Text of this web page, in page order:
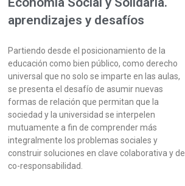
aprendizajes y desafíos
Partiendo desde el posicionamiento de la
educación como bien público, como derecho
universal que no solo se imparte en las aulas,
se presenta el desafío de asumir nuevas
formas de relación que permitan que la
sociedad y la universidad se interpelen
mutuamente a fin de comprender más
integralmente los problemas sociales y
construir soluciones en clave colaborativa y de
co-responsabilidad.